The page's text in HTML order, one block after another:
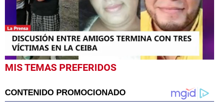
0
seconds
minutes,
0
MIS TEMAS PREFERIDOS